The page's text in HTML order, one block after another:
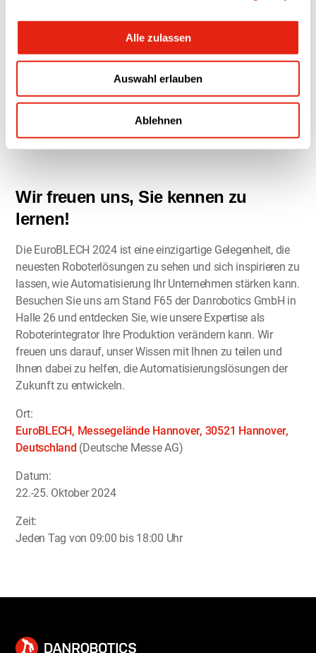
Alle zulassen
Auswahl erlauben
Ablehnen
Wie Sie sich kostenlos für die
EuroBLECH 2024 anmelden können:
2 Wir senden Ihnen einen Registrierungscode zu.
3 Registrieren Sie Ihr 1-Tages-Ticket mit dem
Registrierungscode unter:
https://shop.euroblech.com/MBE/EUROB24/Register
Wir freuen uns, Sie kennen zu
lernen!
Die EuroBLECH 2024 ist eine einzigartige Gelegenheit, die
neuesten Roboterlösungen zu sehen und sich inspirieren zu
lassen, wie Automatisierung Ihr Unternehmen stärken kann.
Besuchen Sie uns am Stand F65 der Danrobotics GmbH in
Halle 26 und entdecken Sie, wie unsere Expertise als
Roboterintegrator Ihre Produktion verändern kann. Wir
freuen uns darauf, unser Wissen mit Ihnen zu teilen und
Ihnen dabei zu helfen, die Automatisierungslösungen der
Zukunft zu entwickeln.
Ort:
EuroBLECH, Messegelände Hannover, 30521 Hannover,
Deutschland (Deutsche Messe AG)
Datum:
22.-25. Oktober 2024
Zeit:
Jeden Tag von 09:00 bis 18:00 Uhr